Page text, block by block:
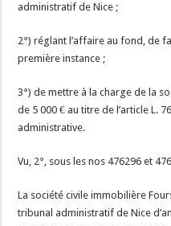
administratif de Nice ;
2°) réglant l’affaire au fond, de
première instance ;
3°) de mettre à la charge de la
de 5 000 € au titre de l’article L.
administrative.
Vu, 2°, sous les nos 476296 et
La société civile immobilière
tribunal administratif de Nice